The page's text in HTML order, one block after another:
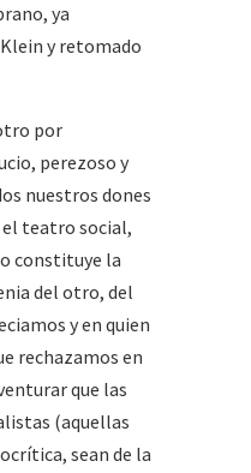
ya
y retomado
por
perezoso y
nuestros dones
el teatro social,
constituye la
del otro, del
y en quien
rechazamos en
que las
(aquellas
sean de la